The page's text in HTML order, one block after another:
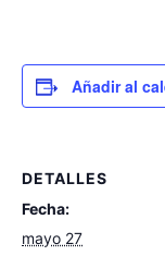
Añadir al
DETALLES
Fecha:
mayo 27